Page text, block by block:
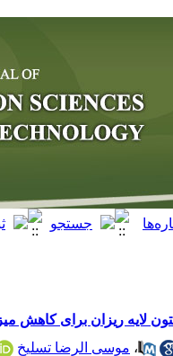
برگشت
برای کاهش میزان
تسلیخ
،